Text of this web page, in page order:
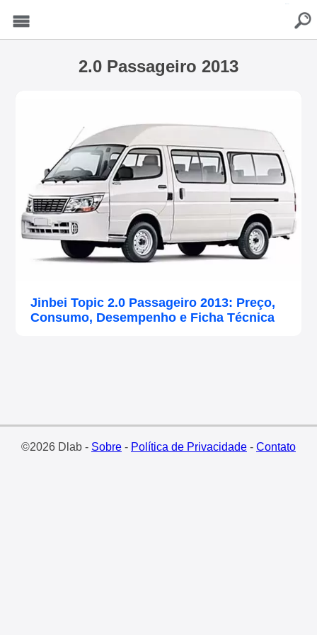
2.0 Passageiro 2013
Jinbei Topic 2.0 Passageiro 2013: Preço,
Consumo, Desempenho e Ficha Técnica
©2026 Dlab - Sobre- Política de Privacidade- Contato